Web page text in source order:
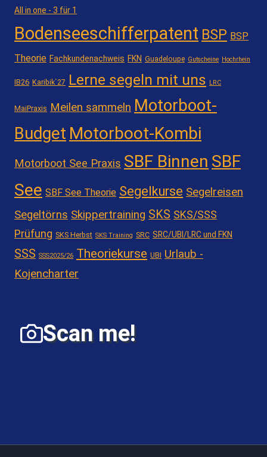
All in one - 3 für 1
Bodenseeschifferpatent BSP BSP
Theorie Fachkundenachweis FKN Guadeloupe Gutscheine Hochrhein
IB26 Karibik`27 Lerne segeln mit uns LRC
MaiPraxis Meilen sammeln Motorboot-
Budget Motorboot-Kombi
Motorboot See Praxis SBF Binnen SBF
See SBF See Theorie Segelkurse Segelreisen
Segeltörns Skippertraining SKS SKS/SSS
Prüfung SKS Herbst SKS Training SRC SRC/UBI/LRC und FKN
SSS SSS2025/26 Theoriekurse UBI Urlaub -
Kojencharter
Scan me!